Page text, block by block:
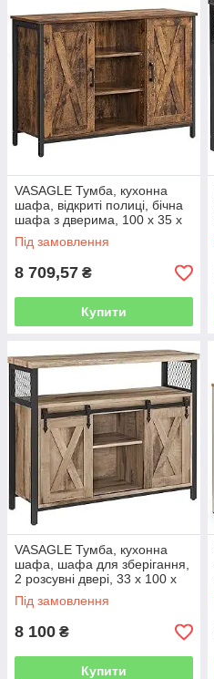
VASAGLE Тумба, кухонна
шафа, відкриті полиці, бічна
шафа з дверима, 100 x 35 x
70 см, промисловий дизайн,
коричнево-чорний вінтаж
Під замовлення
8 709,57 ₴
Купити
VASAGLE Тумба, кухонна
шафа, шафа для зберігання,
2 розсувні двері, 33 х 100 х
80 см, регульовані полиці,
стиль кантрі, для
Під замовлення
8 100 ₴
Купити